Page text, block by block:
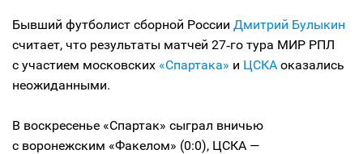
Бывший футболист сборной России Дмитрий Булыкин
считает, что результаты матчей 27‑го тура МИР РПЛ
с участием московских «Спартака» и ЦСКА оказались
неожиданными.
В воскресенье «Спартак» сыграл вничью
с воронежским «Факелом» (0:0), ЦСКА —